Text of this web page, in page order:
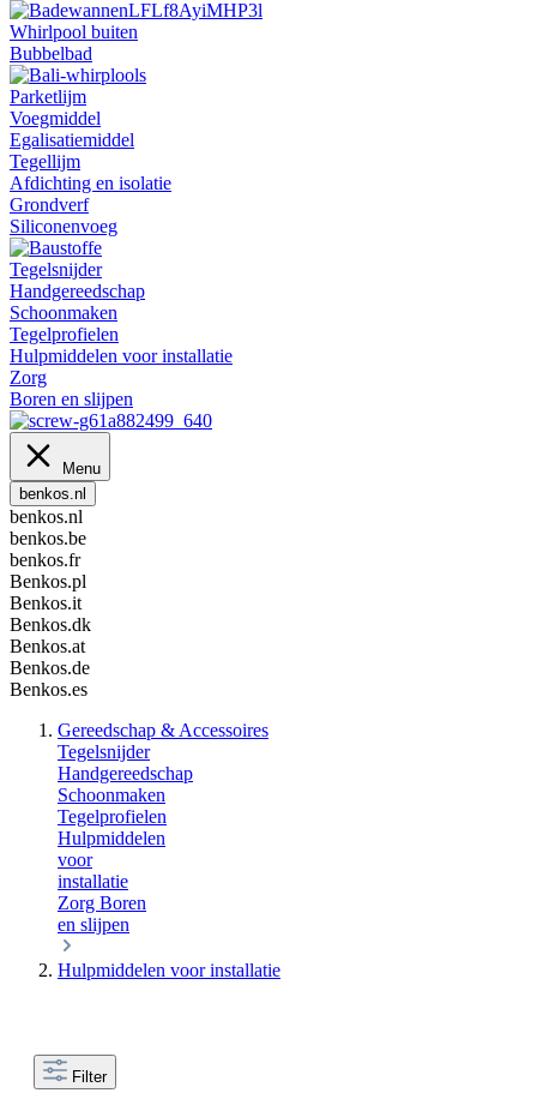
Whirlpool buiten
Bubbelbad
Parketlijm
Voegmiddel
Egalisatiemiddel
Tegellijm
Afdichting en isolatie
Grondverf
Siliconenvoeg
Tegelsnijder
Handgereedschap
Schoonmaken
Tegelprofielen
Hulpmiddelen voor installatie
Zorg
Boren en slijpen
Menu
benkos.nl
benkos.nl
benkos.be
benkos.fr
Benkos.pl
Benkos.it
Benkos.dk
Benkos.at
Benkos.de
Benkos.es
Gereedschap & Accessoires
Tegelsnijder
Handgereedschap
Schoonmaken
Tegelprofielen
Hulpmiddelen
voor
installatie
Zorg Boren
en slijpen
Hulpmiddelen voor installatie
Filter